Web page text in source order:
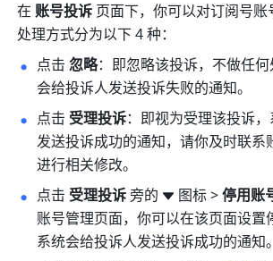
在 账号投诉 页面下，你可以对订阅号账
处理方式分为以下 4 种：
点击 忽略：即忽略该投诉，不做任
会给投诉人发送投诉失败的通知。
点击 受理投诉：即视为受理该投诉
发送投诉成功的通知，请你及时联系
进行相关修改。
点击 受理投诉 旁的 图标 > 停用账
账号管理页面，你可以在该页面设置
系统会给投诉人发送投诉成功的通知。